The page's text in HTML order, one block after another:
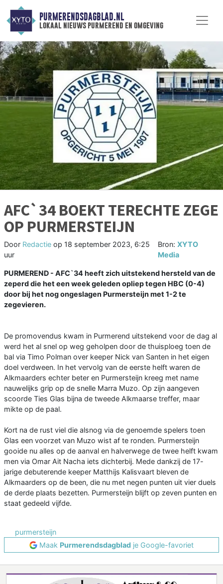
PURMERENDSDAGBLAD.NL
lokaal nieuws purmerend en omgeving
AFC`34 BOEKT TERECHTE ZEGE
OP PURMERSTEIJN
Door Redactie op 18 september 2023, 6:25
uur
Bron: XYTO
Media
PURMEREND - AFC`34 heeft zich uitstekend hersteld van de
zeperd die het een week geleden opliep tegen HBC (0-4)
door bij het nog ongeslagen Purmersteijn met 1-2 te
zegevieren.
De promovendus kwam in Purmerend uitstekend voor de dag al
werd het al snel op weg geholpen door de thuisploeg toen de
bal via Timo Polman over keeper Nick van Santen in het eigen
doel verdween. In het vervolg van de eerste helft waren de
Alkmaarders echter beter en Purmersteijn kreeg met name
nauwelijks grip op de snelle Marra Muzo. Op zijn aangeven
scoorde Ties Glas bijna de tweede Alkmaarse treffer, maar
mikte op de paal.
Kort na de rust viel die alsnog via de genoemde spelers toen
Glas een voorzet van Muzo wist af te ronden. Purmersteijn
gooide nu alles op de aanval en halverwege de twee helft kwam
men via Omar Ait Nacha iets dichterbij. Mede dankzij de 17-
jarige debuterende keeper Matthijs Kalisvaart bleven de
Alkmaarders op de been, die nu met negen punten uit vier duels
de derde plaats bezetten. Purmersteijn blijft op zeven punten en
staat gedeeld vijfde.
purmersteijn
Maak Purmerendsdagblad je Google-favoriet